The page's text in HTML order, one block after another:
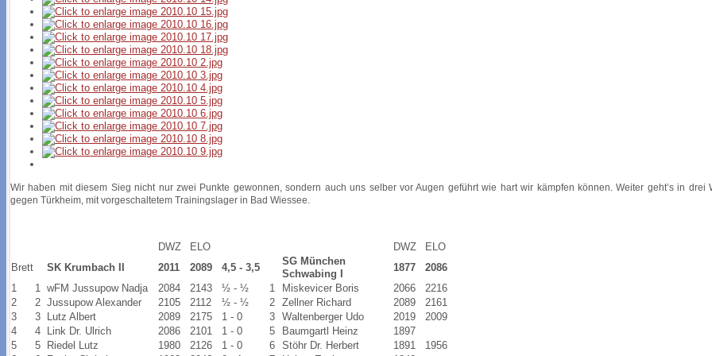
Wir haben mit diesem Sieg nicht nur zwei Punkte gewonnen, sondern auch uns selber vor Augen geführt wie hart wir kämpfen können. Weiter geht’s in drei
gegen Türkheim, mit vorgeschaltetem Trainingslager in Bad Wiessee.
DWZ ELO DWZ
ELO
Brett
SK Krumbach II 2011 2089 4,5 - 3,5
SG München
Schwabing I
1877
2086
1
1 wFM Jussupow Nadja 2084 2143 ½ - ½ 1 Miskevicer Boris 2066
2216
2
2 Jussupow Alexander 2105 2112 ½ - ½ 2 Zellner Richard 2089
2161
3
3 Lutz Albert 2089 2175 1 - 0 3 Waltenberger Udo 2019
2009
4
4 Link Dr. Ulrich 2086 2101 1 - 0 5 Baumgartl Heinz
1897
5
5 Riedel Lutz 1980 2126 1 - 0 6 Stöhr Dr. Herbert 1891
1956